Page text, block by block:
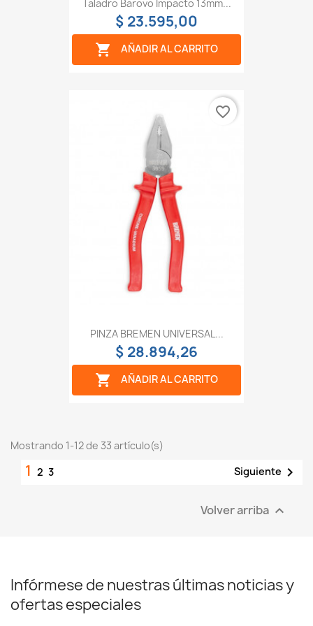
Taladro Barovo Impacto 13mm...
$ 23.595,00
 AÑADIR AL CARRITO
PINZA BREMEN UNIVERSAL...
$ 28.894,26
 AÑADIR AL CARRITO
favorite_border
Mostrando 1-12 de 33 artículo(s)
1 2 3 Siguiente 
Volver arriba 
Infórmese de nuestras últimas noticias y
ofertas especiales